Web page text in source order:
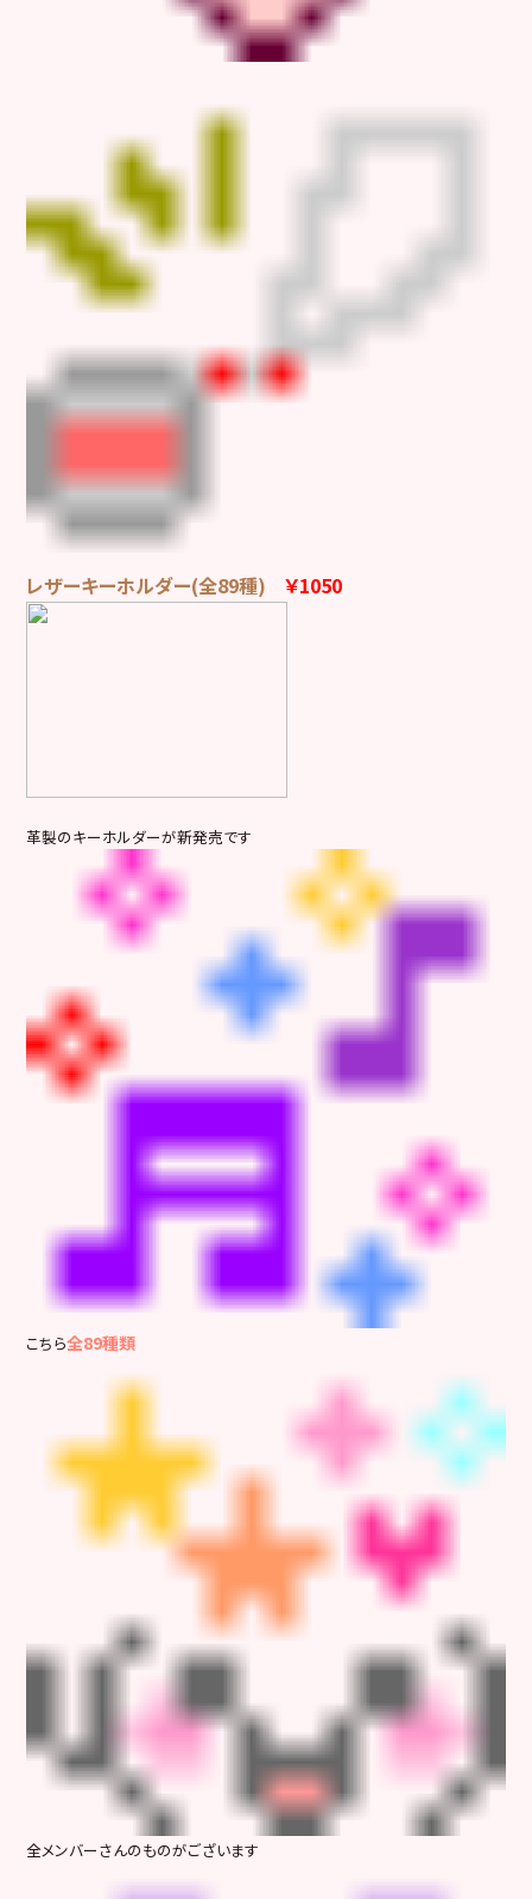
レザーキーホルダー(全89種)￥1050
革製のキーホルダーが新発売です
こちら全89種類
全メンバーさんのものがございます